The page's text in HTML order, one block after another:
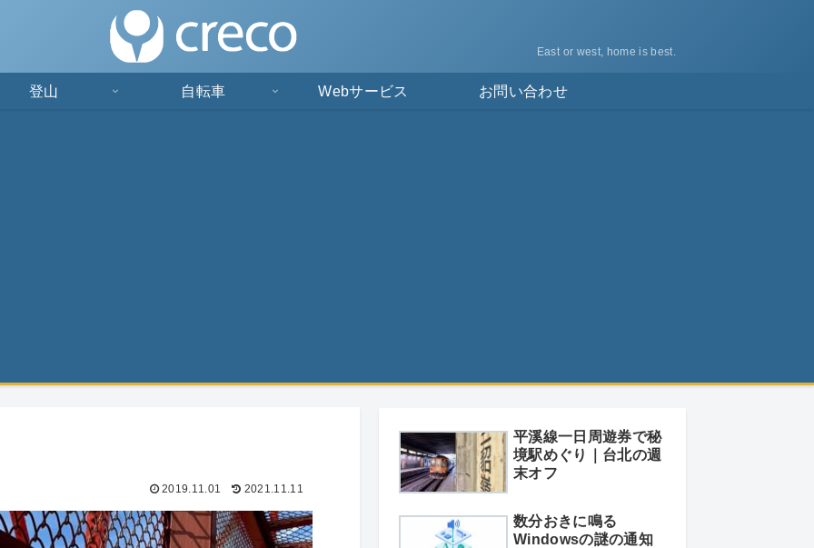
East or west, home is best.
登山 自転車 Webサービス お問い合わせ
2019.11.01 2021.11.11
平溪線一日周遊券で秘
境駅めぐり｜台北の週
末オフ
数分おきに鳴る
Windowsの謎の通知